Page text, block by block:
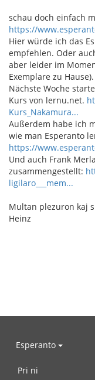
schau doch einfach
https://
Hier würde ich das
empfehlen. Oder
aber leider im
Exemplare zu Hause).
Nächste Woche
Kurs von lernu.net.
Kurs_Nakamura...
Außerdem habe ich
wie man Esperanto
https://
Und auch Frank
zusammengestellt:
ligilaro___mem...
Multan plezuron kaj
Heinz
Esperanto
Pri ni